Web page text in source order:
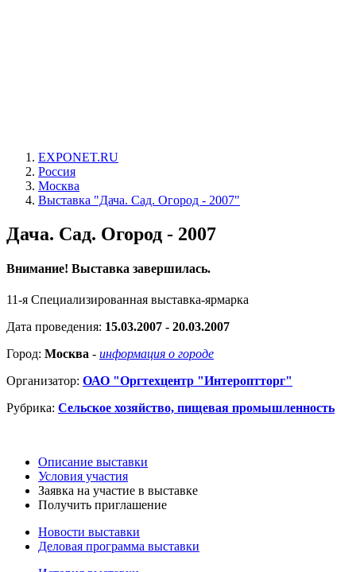
EXPONET.RU
Россия
Москва
Выставка "Дача. Сад. Огород - 2007"
Дача. Сад. Огород - 2007
Внимание! Выставка завершилась.
11-я Специализированная выставка-ярмарка
Дата проведения: 15.03.2007 - 20.03.2007
Город: Москва - информация о городе
Организатор: ОАО "Оргтехцентр "Интероптторг"
Рубрика: Сельское хозяйство, пищевая промышленность
Описание выставки
Условия участия
Заявка на участие в выставке
Получить приглашение
Новости выставки
Деловая программа выставки